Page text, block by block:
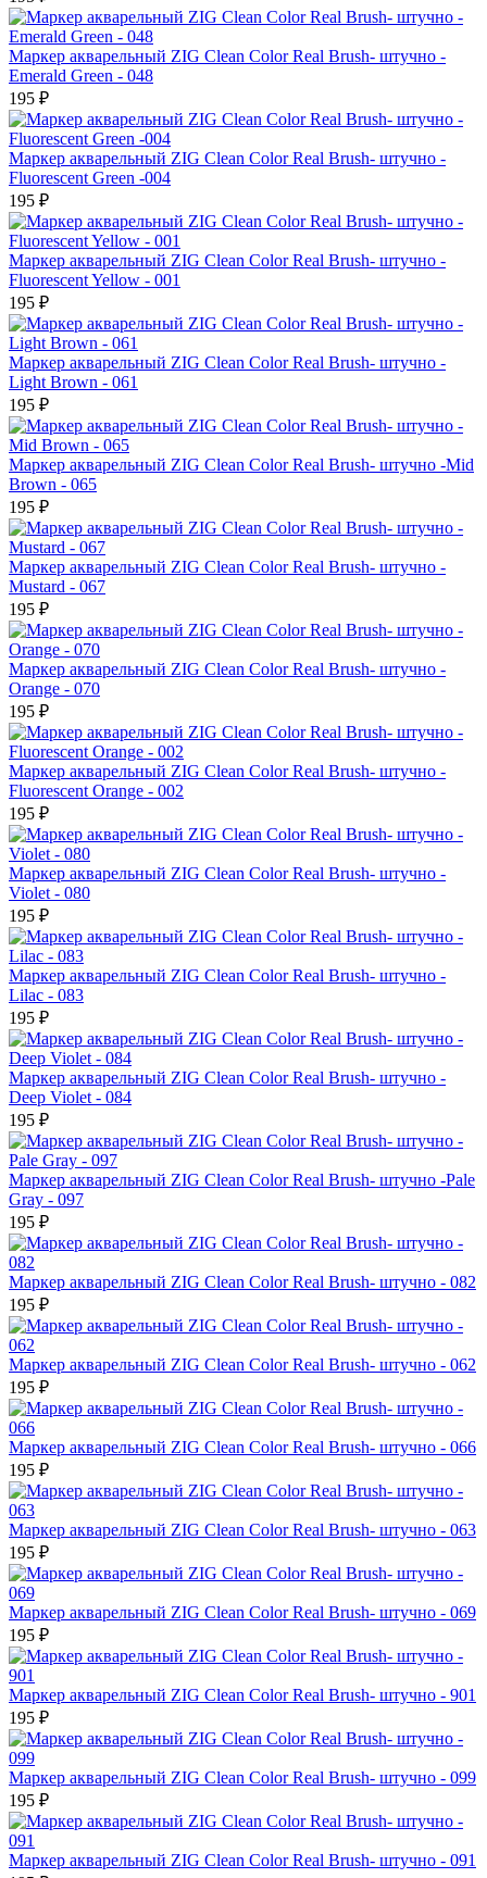
Маркер акварельный ZIG Clean Color Real Brush- штучно -
Emerald Green - 048
195 ₽
Маркер акварельный ZIG Clean Color Real Brush- штучно -
Fluorescent Green -004
195 ₽
Маркер акварельный ZIG Clean Color Real Brush- штучно -
Fluorescent Yellow - 001
195 ₽
Маркер акварельный ZIG Clean Color Real Brush- штучно -
Light Brown - 061
195 ₽
Маркер акварельный ZIG Clean Color Real Brush- штучно -Mid
Brown - 065
195 ₽
Маркер акварельный ZIG Clean Color Real Brush- штучно -
Mustard - 067
195 ₽
Маркер акварельный ZIG Clean Color Real Brush- штучно -
Orange - 070
195 ₽
Маркер акварельный ZIG Clean Color Real Brush- штучно -
Fluorescent Orange - 002
195 ₽
Маркер акварельный ZIG Clean Color Real Brush- штучно -
Violet - 080
195 ₽
Маркер акварельный ZIG Clean Color Real Brush- штучно -
Lilac - 083
195 ₽
Маркер акварельный ZIG Clean Color Real Brush- штучно -
Deep Violet - 084
195 ₽
Маркер акварельный ZIG Clean Color Real Brush- штучно -Pale
Gray - 097
195 ₽
Маркер акварельный ZIG Clean Color Real Brush- штучно - 082
195 ₽
Маркер акварельный ZIG Clean Color Real Brush- штучно - 062
195 ₽
Маркер акварельный ZIG Clean Color Real Brush- штучно - 066
195 ₽
Маркер акварельный ZIG Clean Color Real Brush- штучно - 063
195 ₽
Маркер акварельный ZIG Clean Color Real Brush- штучно - 069
195 ₽
Маркер акварельный ZIG Clean Color Real Brush- штучно - 901
195 ₽
Маркер акварельный ZIG Clean Color Real Brush- штучно - 099
195 ₽
Маркер акварельный ZIG Clean Color Real Brush- штучно - 091